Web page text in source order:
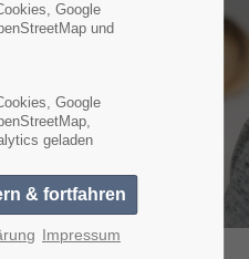
Google
und
Google
geladen
Impressum